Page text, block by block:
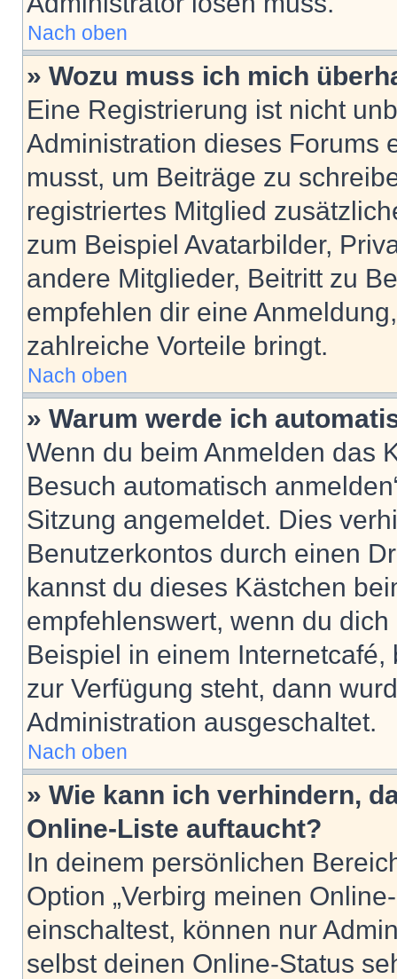
Nach oben
» Wozu muss ich mich
Eine Registrierung ist nicht
Administration dieses Forums
musst, um Beiträge zu
registriertes Mitglied
zum Beispiel Avatarbilder,
andere Mitglieder, Beitritt zu
empfehlen dir eine
zahlreiche Vorteile bringt.
Nach oben
» Warum werde ich
Wenn du beim Anmelden das
Besuch automatisch
Sitzung angemeldet. Dies
Benutzerkontos durch einen
kannst du dieses Kästchen
empfehlenswert, wenn du
Beispiel in einem
zur Verfügung steht, dann
Administration ausgeschaltet.
Nach oben
» Wie kann ich verhindern,
Online-Liste auftaucht?
In deinem persönlichen
Option „Verbirg meinen
einschaltest, können nur
selbst deinen Online-Status